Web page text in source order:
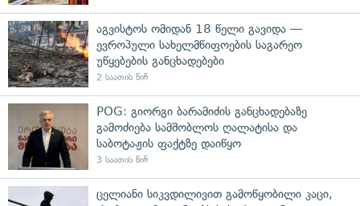
აგვისტოს ომიდან 18 წელი გავიდა —
ევროპული სახელმწიფოების საგარეო
უწყებების განცხადებები
2 საათის წინ
POG: გიორგი ბარამიძის განცხადებაზე
გამოძიება სამშობლოს ღალატისა და
საბოტაჟის ფაქტზე დაიწყო
3 საათის წინ
ცელიანი სიკვდილივით გამოწყობილი კაცი,